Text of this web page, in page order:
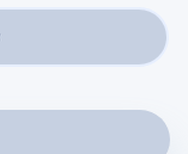
Crescer com os